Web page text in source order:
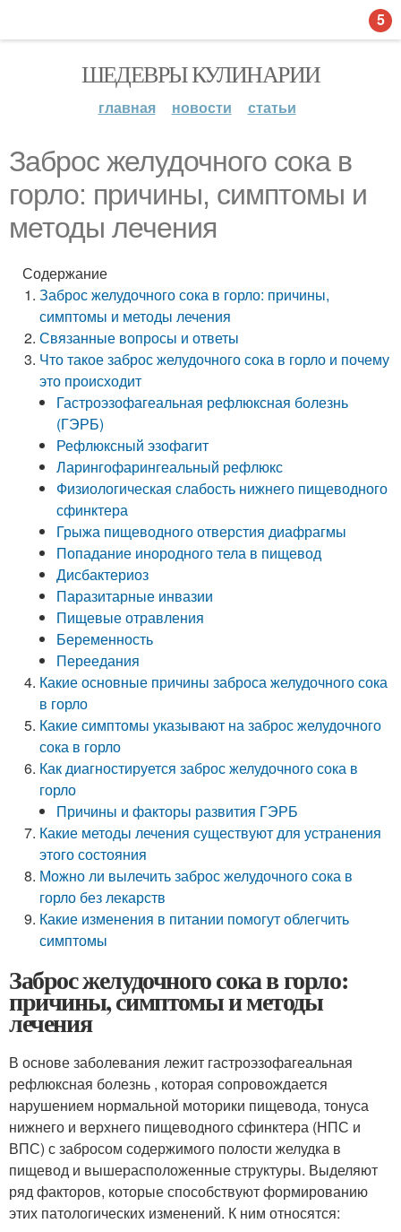
ШЕДЕВРЫ КУЛИНАРИИ
главная новости статьи
Заброс желудочного сока в
горло: причины, симптомы и
методы лечения
Содержание
Заброс желудочного сока в горло: причины,
симптомы и методы лечения
Связанные вопросы и ответы
Что такое заброс желудочного сока в горло и почему
это происходит
Гастроэзофагеальная рефлюксная болезнь
(ГЭРБ)
Рефлюксный эзофагит
Ларингофарингеальный рефлюкс
Физиологическая слабость нижнего пищеводного
сфинктера
Грыжа пищеводного отверстия диафрагмы
Попадание инородного тела в пищевод
Дисбактериоз
Паразитарные инвазии
Пищевые отравления
Беременность
Переедания
Какие основные причины заброса желудочного сока
в горло
Какие симптомы указывают на заброс желудочного
сока в горло
Как диагностируется заброс желудочного сока в
горло
Причины и факторы развития ГЭРБ
Какие методы лечения существуют для устранения
этого состояния
Можно ли вылечить заброс желудочного сока в
горло без лекарств
Какие изменения в питании помогут облегчить
симптомы
Заброс желудочного сока в горло:
причины, симптомы и методы
лечения
В основе заболевания лежит гастроэзофагеальная
рефлюксная болезнь , которая сопровождается
нарушением нормальной моторики пищевода, тонуса
нижнего и верхнего пищеводного сфинктера (НПС и
ВПС) с забросом содержимого полости желудка в
пищевод и вышерасположенные структуры. Выделяют
ряд факторов, которые способствуют формированию
этих патологических изменений. К ним относятся:
5